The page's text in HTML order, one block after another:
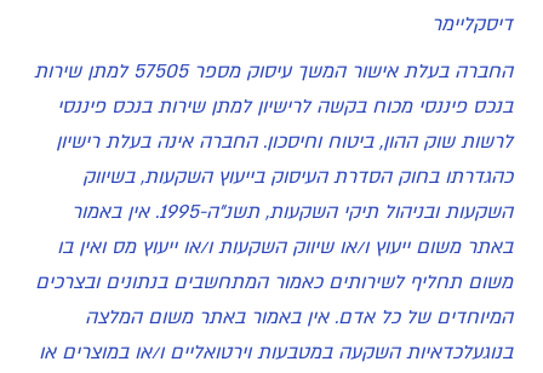
דיסקליימר
החברה בעלת אישור המשך עיסוק מספר 57505 למתן שירות
בנכס פיננסי מכוח בקשה לרישיון למתן שירות בנכס פיננסי
לרשות שוק ההון, ביטוח וחיסכון. החברה אינה בעלת רישיון
כהגדרתו בחוק הסדרת העיסוק בייעוץ השקעות, בשיווק
השקעות ובניהול תיקי השקעות, תשנ"ה-1995. אין באמור
באתר משום ייעוץ ו/או שיווק השקעות ו/או ייעוץ מס ואין בו
משום תחליף לשירותים כאמור המתחשבים בנתונים ובצרכים
המיוחדים של כל אדם. אין באמור באתר משום המלצה
בנוגעלכדאיות השקעה במטבעות וירטואליים ו/או במוצרים או